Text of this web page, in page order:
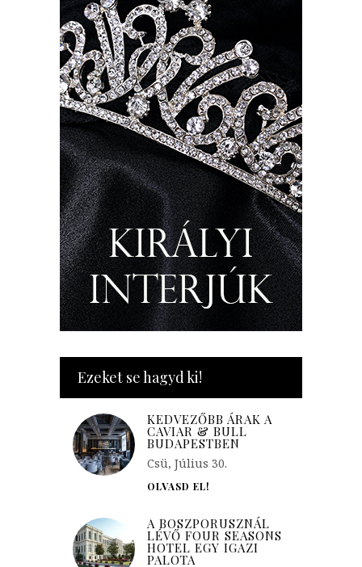
Ezeket se hagyd ki!
KEDVEZŐBB ÁRAK A
CAVIAR & BULL
BUDAPESTBEN
Csü, Július 30.
OLVASD EL!
A BOSZPORUSZNÁL
LÉVŐ FOUR SEASONS
HOTEL EGY IGAZI
PALOTA